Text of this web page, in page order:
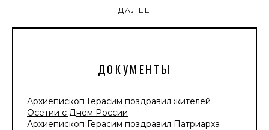
ДОКУМЕНТЫ
Архиепископ Герасим поздравил жителей
Осетии с Днем России
Архиепископ Герасим поздравил Патриарха
ДАЛЕЕ